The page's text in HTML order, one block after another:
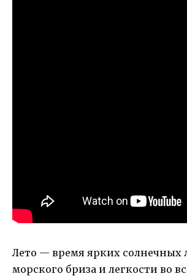
Лето — время ярких солнечных
морского бриза и легкости во